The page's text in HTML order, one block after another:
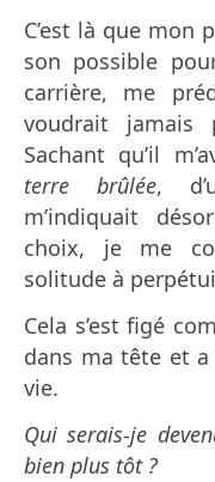
C’est là que mon
son possible
carrière, me
voudrait jamais
Sachant qu’il
terre brûlée,
m’indiquait
choix, je me
solitude à
Cela s’est figé
dans ma tête et
vie.
Qui serais-je
bien plus tôt ?